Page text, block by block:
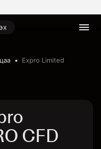
Expro Limited
CFD